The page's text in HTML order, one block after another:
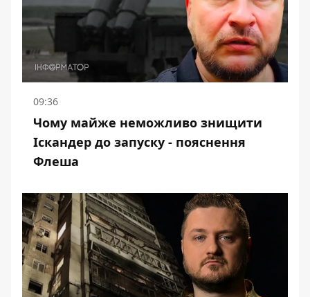
09:36
Чому майже неможливо знищити
Іскандер до запуску - пояснення
Флеша